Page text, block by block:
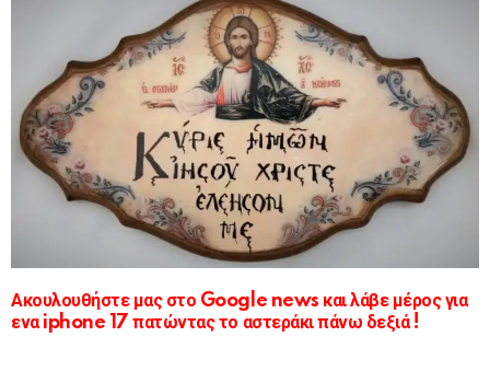
Ακουλουθήστε μας στο Google news και λάβε μέρος για
ενα iphone 17 πατώντας το αστεράκι πάνω δεξιά !